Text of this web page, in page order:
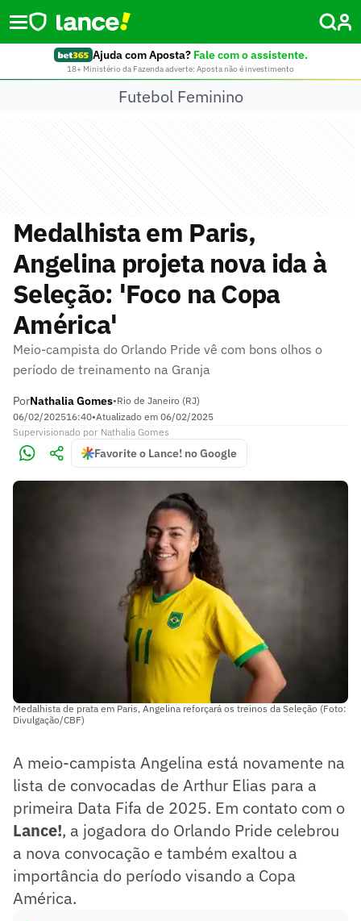
Ajuda com Aposta? Fale com o assistente.
18+ Ministério da Fazenda adverte: Aposta não é investimento
Futebol Feminino
Medalhista em Paris,
Angelina projeta nova ida à
Seleção: 'Foco na Copa
América'
Meio-campista do Orlando Pride vê com bons olhos o
período de treinamento na Granja
PorNathalia Gomes•Rio de Janeiro (RJ)
06/02/202516:40•Atualizado em 06/02/2025
Supervisionado por Nathalia Gomes
Favorite o Lance! no Google
Medalhista de prata em Paris, Angelina reforçará os treinos da Seleção (Foto:
Divulgação/CBF)
A meio-campista Angelina está novamente na
lista de convocadas de Arthur Elias para a
primeira Data Fifa de 2025. Em contato com o
Lance!, a jogadora do Orlando Pride celebrou
a nova convocação e também exaltou a
importância do período visando a Copa
América.